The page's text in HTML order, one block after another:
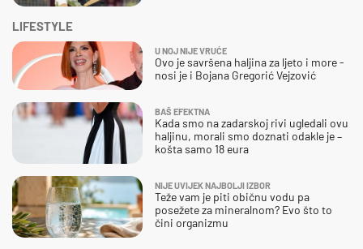
LIFESTYLE
U NOJ NIJE VRUĆE
Ovo je savršena haljina za ljeto i more -
nosi je i Bojana Gregorić Vejzović
BAŠ EFEKTNA
Kada smo na zadarskoj rivi ugledali ovu
haljinu, morali smo doznati odakle je –
košta samo 18 eura
NIJE UVIJEK NAJBOLJI IZBOR
Teže vam je piti običnu vodu pa
posežete za mineralnom? Evo što to
čini organizmu